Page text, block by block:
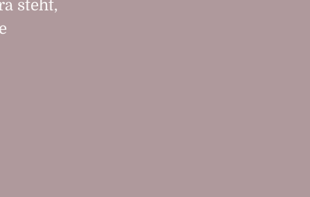
steht,